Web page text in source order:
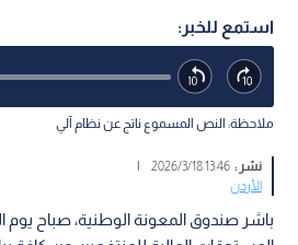
استمع للخبر:
ملاحظة: النص المسموع ناتج عن نظام آلي
نشر :13:46 2026/3/18
الأردن
باشر صندوق المعونة الوطنية، صباح يوم